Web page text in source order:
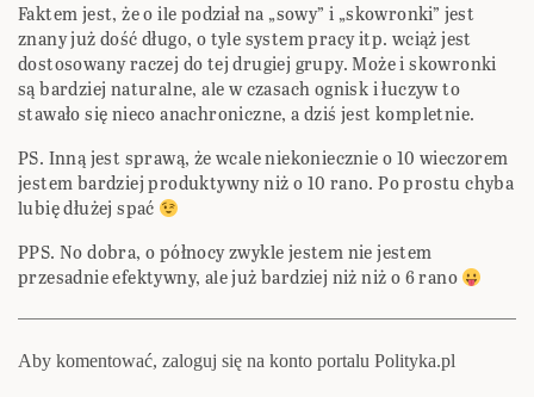
Faktem jest, że o ile podział na „sowy” i „skowronki” jest
znany już dość długo, o tyle system pracy itp. wciąż jest
dostosowany raczej do tej drugiej grupy. Może i skowronki
są bardziej naturalne, ale w czasach ognisk i łuczyw to
stawało się nieco anachroniczne, a dziś jest kompletnie.
PS. Inną jest sprawą, że wcale niekoniecznie o 10 wieczorem
jestem bardziej produktywny niż o 10 rano. Po prostu chyba
lubię dłużej spać
PPS. No dobra, o północy zwykle jestem nie jestem
przesadnie efektywny, ale już bardziej niż niż o 6 rano
Aby komentować, zaloguj się na konto portalu Polityka.pl